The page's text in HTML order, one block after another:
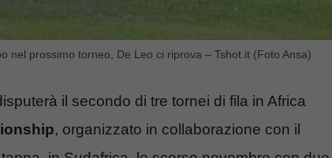
nel prossimo torneo, De Leo ci riprova – Tshot.it (Foto Ansa)
il secondo di tre tornei di fila in Africa
, organizzato in collaborazione con il